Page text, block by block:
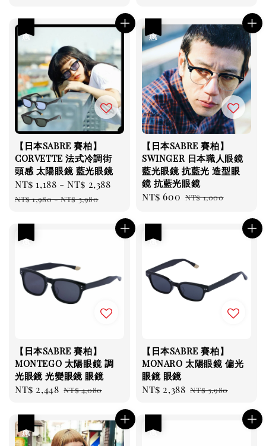
【日本SABRE 賽柏】
CORVETTE 法式冷調街
頭感 太陽眼鏡 藍光眼鏡
Sale
price
NT$ 1,188 -NT$ 2,388
Regular
price
NT$ 1,980-NT$ 3,980
【日本SABRE 賽柏】
SWINGER 日本職人眼鏡
藍光眼鏡 抗藍光 造型眼
鏡 抗藍光眼鏡
Sale
NT$ 600 Regular
NT$ 1,000
【日本SABRE 賽柏】
MONTEGO 太陽眼鏡 調
光眼鏡 光變眼鏡 眼鏡
Sale
NT$ 2,448 Regular
NT$ 4,080
【日本SABRE 賽柏】
MONARO 太陽眼鏡 偏光
眼鏡 眼鏡
Sale
NT$ 2,388 Regular
NT$ 3,980